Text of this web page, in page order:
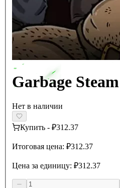
Garbage
Нет в наличии
Купить - ₽312.37
Итоговая цена: ₽312.37
Цена за единицу: ₽312.37